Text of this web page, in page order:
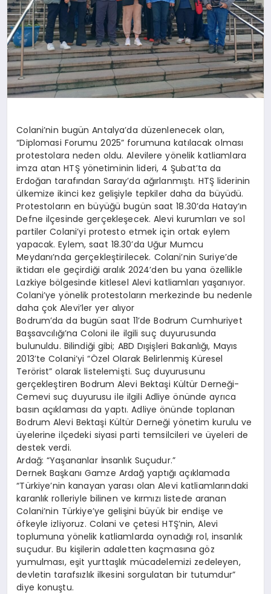
Colani’nin bugün Antalya’da düzenlenecek olan,
“Diplomasi Forumu 2025” forumuna katılacak olması
protestolara neden oldu. Alevilere yönelik katliamlara
imza atan HTŞ yönetiminin lideri, 4 Şubat’ta da
Erdoğan tarafından Saray’da ağırlanmıştı. HTŞ liderinin
ülkemize ikinci kez gelişiyle tepkiler daha da büyüdü.
Protestoların en büyüğü bugün saat 18.30’da Hatay’ın
Defne ilçesinde gerçekleşecek. Alevi kurumları ve sol
partiler Colani’yi protesto etmek için ortak eylem
yapacak. Eylem, saat 18.30’da Uğur Mumcu
Meydanı’nda gerçekleştirilecek. Colani’nin Suriye’de
iktidarı ele geçirdiği aralık 2024’den bu yana özellikle
Lazkiye bölgesinde kitlesel Alevi katliamları yaşanıyor.
Colani’ye yönelik protestoların merkezinde bu nedenle
daha çok Alevi’ler yer alıyor
Bodrum’da da bugün saat 11’de Bodrum Cumhuriyet
Başsavcılığı’na Coloni ile ilgili suç duyurusunda
bulunuldu. Bilindiği gibi; ABD Dışişleri Bakanlığı, Mayıs
2013’te Colani’yi “Özel Olarak Belirlenmiş Küresel
Terörist” olarak listelemişti. Suç duyurusunu
gerçekleştiren Bodrum Alevi Bektaşi Kültür Derneği-
Cemevi suç duyurusu ile ilgili Adliye önünde ayrıca
basın açıklaması da yaptı. Adliye önünde toplanan
Bodrum Alevi Bektaşi Kültür Derneği yönetim kurulu ve
üyelerine ilçedeki siyasi parti temsilcileri ve üyeleri de
destek verdi.
Ardağ: “Yaşananlar İnsanlık Suçudur.”
Dernek Başkanı Gamze Ardağ yaptığı açıklamada
“Türkiye’nin kanayan yarası olan Alevi katliamlarındaki
karanlık rolleriyle bilinen ve kırmızı listede aranan
Colani’nin Türkiye’ye gelişini büyük bir endişe ve
öfkeyle izliyoruz. Colani ve çetesi HTŞ’nin, Alevi
toplumuna yönelik katliamlarda oynadığı rol, insanlık
suçudur. Bu kişilerin adaletten kaçmasına göz
yumulması, eşit yurttaşlık mücadelemizi zedeleyen,
devletin tarafsızlık ilkesini sorgulatan bir tutumdur”
diye konuştu.